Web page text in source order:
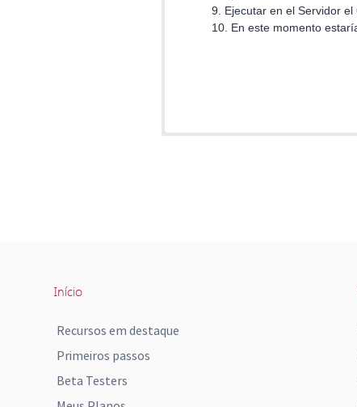
Início
Recursos em destaque
Primeiros passos
Beta Testers